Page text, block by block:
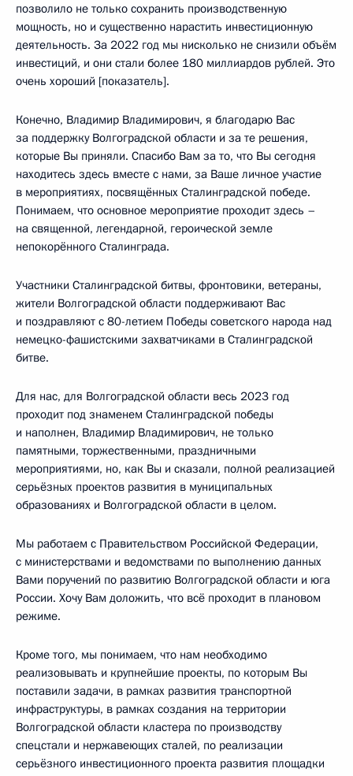
позволило не только сохранить производственную
мощность, но и существенно нарастить инвестиционную
деятельность. За 2022 год мы нисколько не снизили объём
инвестиций, и они стали более 180 миллиардов рублей. Это
очень хороший [показатель].
Конечно, Владимир Владимирович, я благодарю Вас
за поддержку Волгоградской области и за те решения,
которые Вы приняли. Спасибо Вам за то, что Вы сегодня
находитесь здесь вместе с нами, за Ваше личное участие
в мероприятиях, посвящённых Сталинградской победе.
Понимаем, что основное мероприятие проходит здесь –
на священной, легендарной, героической земле
непокорённого Сталинграда.
Участники Сталинградской битвы, фронтовики, ветераны,
жители Волгоградской области поддерживают Вас
и поздравляют с 80-летием Победы советского народа над
немецко-фашистскими захватчиками в Сталинградской
битве.
Для нас, для Волгоградской области весь 2023 год
проходит под знаменем Сталинградской победы
и наполнен, Владимир Владимирович, не только
памятными, торжественными, праздничными
мероприятиями, но, как Вы и сказали, полной реализацией
серьёзных проектов развития в муниципальных
образованиях и Волгоградской области в целом.
Мы работаем с Правительством Российской Федерации,
с министерствами и ведомствами по выполнению данных
Вами поручений по развитию Волгоградской области и юга
России. Хочу Вам доложить, что всё проходит в плановом
режиме.
Кроме того, мы понимаем, что нам необходимо
реализовывать и крупнейшие проекты, по которым Вы
поставили задачи, в рамках развития транспортной
инфраструктуры, в рамках создания на территории
Волгоградской области кластера по производству
спецстали и нержавеющих сталей, по реализации
серьёзного инвестиционного проекта развития площадки